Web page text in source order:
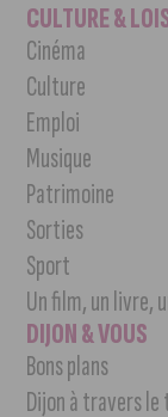
CULTURE &
Cinéma
Culture
Emploi
Musique
Patrimoine
Sorties
Sport
Un film, un livre,
DIJON & VOUS
Bons plans
Dijon à travers